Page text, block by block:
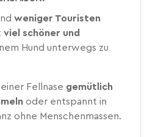
weniger Touristen
viel schöner und
Hund unterwegs zu
Fellnase gemütlich
oder entspannt in
ohne Menschenmassen.